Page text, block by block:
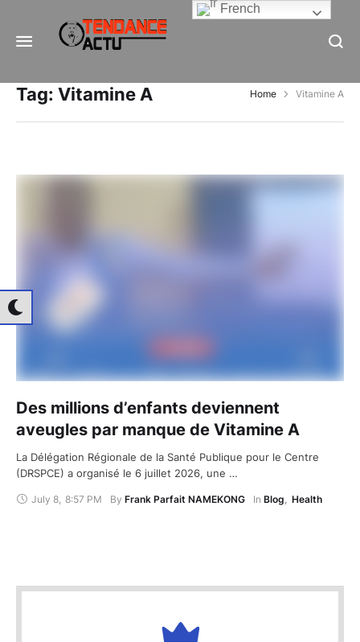
Informe Pour Bâtir / Inform To Build
Tag: Vitamine A Home Vitamine A
Des millions d’enfants deviennent
aveugles par manque de Vitamine A
La Délégation Régionale de la Santé Publique pour le Centre
(DRSPCE) a organisé le 6 juillet 2026, une …
July 8 8:57 PM By Frank Parfait NAMEKONG In Blog Health
French